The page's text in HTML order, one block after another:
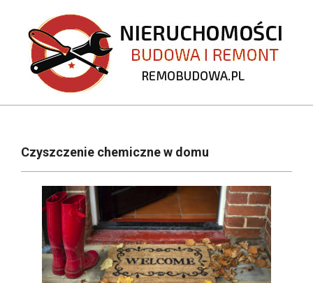
content
REMOBUDOWA.PL
NavigationCzyszczenie chemiczne w domu